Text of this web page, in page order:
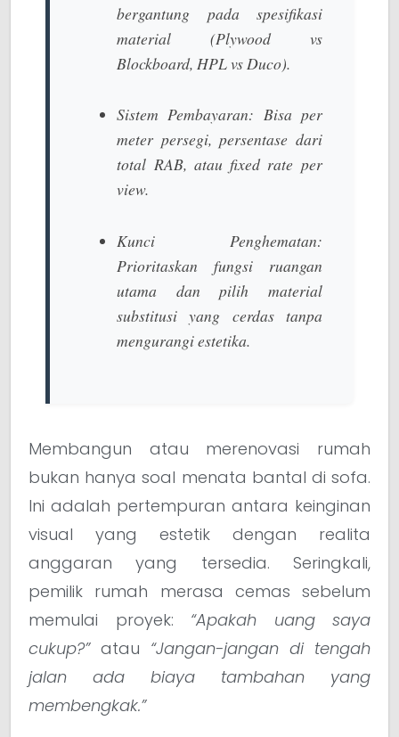
bergantung pada spesifikasi
material (Plywood vs
Blockboard, HPL vs Duco).
Sistem Pembayaran: Bisa per
meter persegi, persentase dari
total RAB, atau fixed rate per
view.
Kunci Penghematan:
Prioritaskan fungsi ruangan
utama dan pilih material
substitusi yang cerdas tanpa
mengurangi estetika.
Membangun atau merenovasi rumah
bukan hanya soal menata bantal di sofa.
Ini adalah pertempuran antara keinginan
visual yang estetik dengan realita
anggaran yang tersedia. Seringkali,
pemilik rumah merasa cemas sebelum
memulai proyek: “Apakah uang saya
cukup?”atau “Jangan-jangan di tengah
jalan ada biaya tambahan yang
membengkak.”